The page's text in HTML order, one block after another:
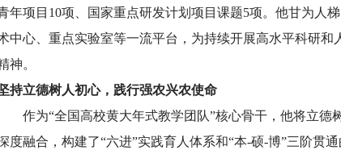
年项目10项、国家重点研发计划项目课题5项。他甘为人
中心、重点实验室等一流平台，为持续开展高水平科研
神。
持立德树人初心，践行强农兴农使命
作为“全国高校黄大年式教学团队”核心骨干，他将立
度融合，构建了“六进”实践育人体系和“本-硕-博”三阶贯